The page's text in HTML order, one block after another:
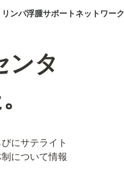
リンパ浮腫サポートネットワーク
タ
にサテライト
について情報